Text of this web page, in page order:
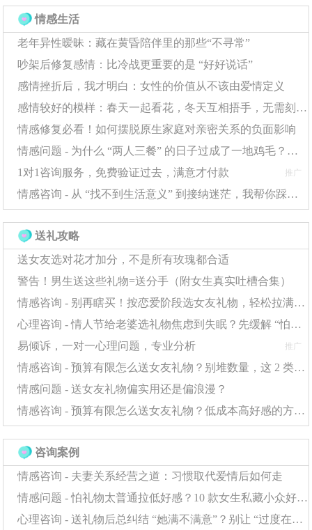
所以长得丑也不是那么要命，最可怕的是这种兄弟，长相
一般但自认为很帅，所以他在自己的内涵上才华上套路上
就没有那么的下功夫，结果到最后就高不成低不就。自己
长得丑没关系，但是你得有眼光！什么意思？很多美女她
不是天生就已经是个大美女了，很多是她拥有一个还不错
的资质，随着她慢慢接触越来越多的东西，开始喜欢打扮
梳妆，她的美才最后觉醒，所以你应该在这个妹子觉醒之
前，就发现这个妹子其实资质不错，你在这个时候得到
她，说不定哪一天她就不一样了。
我有个不太会撩妹的发小，他是不太敢去认识美女的，所
所以有些女神还处在萌芽状态，被你遇见了，然后你又错
过了，就不要怪自己有眼无珠。
最后还有一点，很多兄弟他看到一些长得特别漂亮的妹
子，她就有点望而却步，会打退堂鼓，心想她肯定有男朋
友，她可能很多人追，应该看不上我，被拒绝会很丢脸，
情感生活
老年异性暧昧：藏在黄昏陪伴里的那些“不寻常”
吵架后修复感情：比冷战更重要的是 “好好说话”
感情挫折后，我才明白：女性的价值从不该由爱情定义
感情较好的模样：春天一起看花，冬天互相捂手，无需刻意庆祝每一天
情感修复必看！如何摆脱原生家庭对亲密关系的负面影响
情感问题 - 为什么 “两人三餐” 的日子过成了一地鸡毛？这些问题正在消耗你的幸福
1对1咨询服务，免费验证过去，满意才付款
推广
情感咨询 - 从 “找不到生活意义” 到接纳迷茫，我帮你踩过这些坑
送礼攻略
送女友选对花才加分，不是所有玫瑰都合适
警告！男生送这些礼物=送分手（附女生真实吐槽合集）
情感咨询 - 别再瞎买！按恋爱阶段选女友礼物，轻松拉满彼此感情浓度
心理咨询 - 情人节给老婆选礼物焦虑到失眠？先缓解 “怕出错” 的心理，选对礼物更轻松
易倾诉，一对一心理问题，专业分析
推广
情感咨询 - 预算有限怎么送女友礼物？别堆数量，这 2 类礼物更显用心
情感问题 - 送女友礼物偏实用还是偏浪漫？
情感咨询 - 预算有限怎么送女友礼物？低成本高好感的方案全在这
咨询案例
情感咨询 - 夫妻关系经营之道：习惯取代爱情后如何走
情感问题 - 怕礼物太普通拉低好感？10 款女生私藏小众好礼，贴心到她发朋友圈
心理咨询 - 送礼物后总纠结 “她满不满意”？别让 “过度在意” 消耗感情